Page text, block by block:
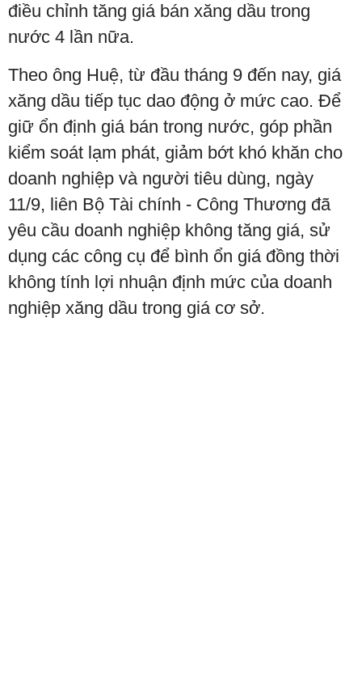
điều chỉnh tăng giá bán xăng dầu trong
nước 4 lần nữa.
Theo ông Huệ, từ đầu tháng 9 đến nay, giá
xăng dầu tiếp tục dao động ở mức cao. Để
giữ ổn định giá bán trong nước, góp phần
kiểm soát lạm phát, giảm bớt khó khăn cho
doanh nghiệp và người tiêu dùng, ngày
11/9, liên Bộ Tài chính - Công Thương đã
yêu cầu doanh nghiệp không tăng giá, sử
dụng các công cụ để bình ổn giá đồng thời
không tính lợi nhuận định mức của doanh
nghiệp xăng dầu trong giá cơ sở.